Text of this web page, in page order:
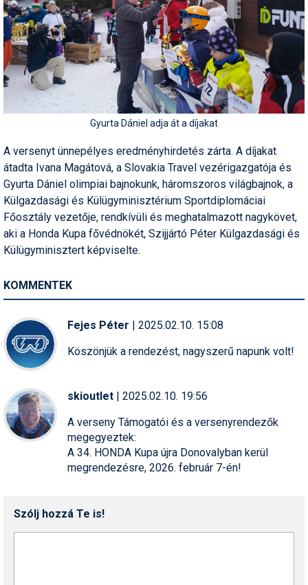
Gyurta Dániel adja át a díjakat
A versenyt ünnepélyes eredményhirdetés zárta. A díjakat
átadta Ivana Magátová, a Slovakia Travel vezérigazgatója és
Gyurta Dániel olimpiai bajnokunk, háromszoros világbajnok, a
Külgazdasági és Külügyminisztérium Sportdiplomáciai
Főosztály vezetője, rendkívüli és meghatalmazott nagykövet,
aki a Honda Kupa fővédnökét, Szijjártó Péter Külgazdasági és
Külügyminisztert képviselte.
KOMMENTEK
Fejes Péter | 2025.02.10. 15:08
Köszönjük a rendezést, nagyszerű napunk volt!
skioutlet | 2025.02.10. 19:56
A verseny Támogatói és a versenyrendezők
megegyeztek:
A 34. HONDA Kupa újra Donovalyban kerül
megrendezésre, 2026. február 7-én!
Szólj hozzá Te is!